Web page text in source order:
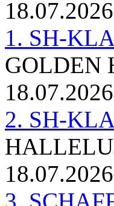
18.07.2026
1. SH-
GOLDEN
18.07.2026
2. SH-
18.07.2026